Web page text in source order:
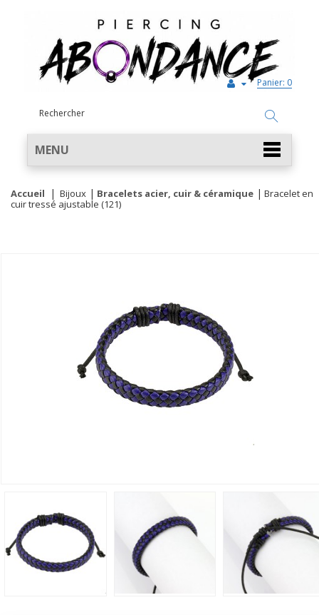
Panier: 0
MENU
Accueil Bijoux Bracelets acier, cuir & céramique
Bracelet en
cuir tressé ajustable (121)